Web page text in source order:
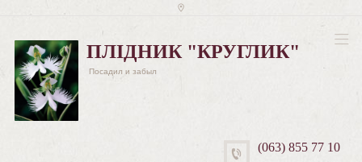
ПЛІДНИК "КРУГЛИК"
Посадил и забыл
(063) 855 77 10